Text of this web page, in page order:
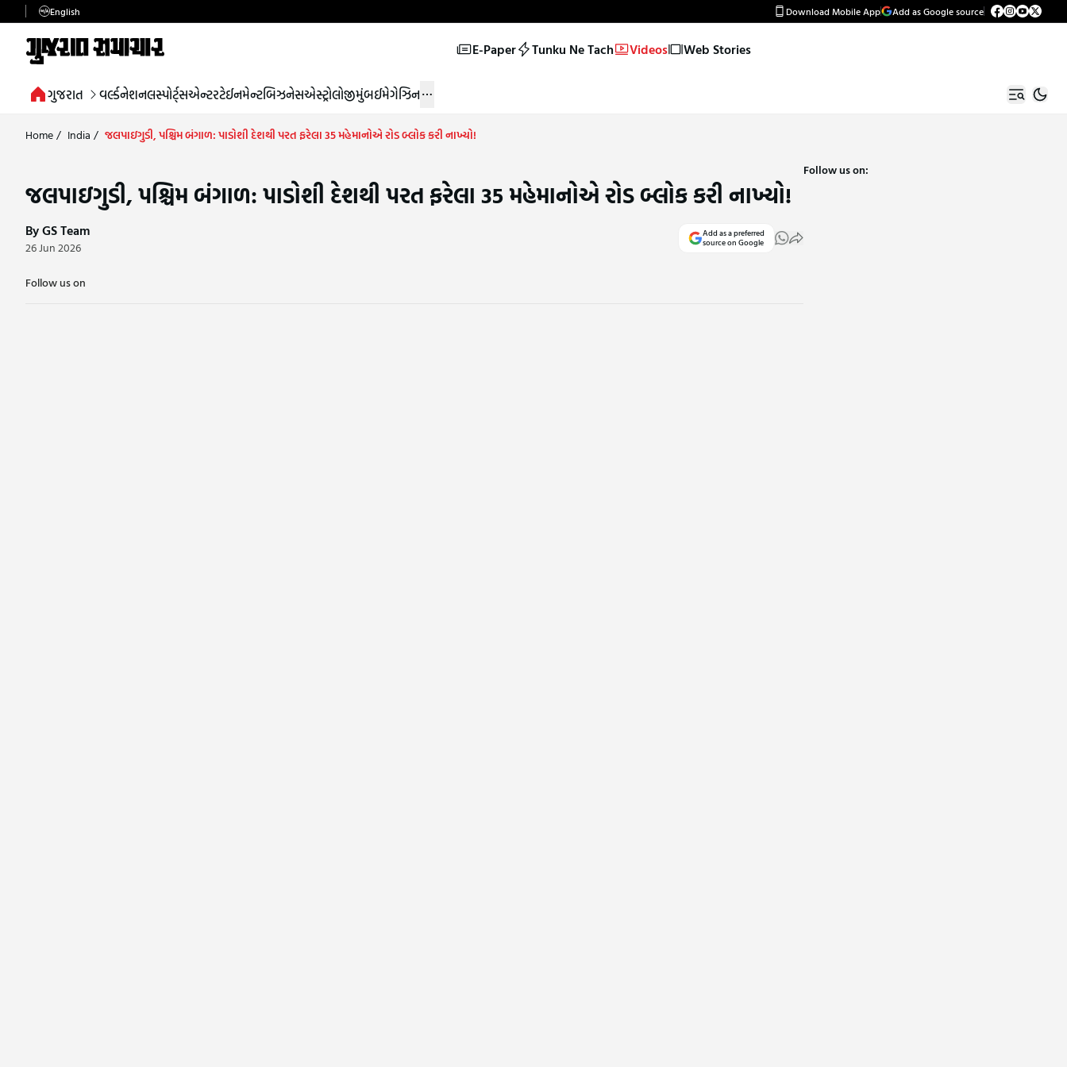
English Download Mobile App Add as Google source
E-Paper Tunku Ne Tach Videos Web Stories
ગુજરાત વર્લ્ડનેશનલસ્પોર્ટ્સએન્ટરટેઈનમેન્ટબિઝનેસએસ્ટ્રોલોજીમુંબઈમેગેઝિન
Home/ India / જલપાઇગુડી, પશ્ચિમ બંગાળ: પાડોશી દેશથી પરત ફરેલા 35 મહેમાનોએ રોડ બ્લોક કરી નાખ્યો!
જલપાઇગુડી, પશ્ચિમ બંગાળ: પાડોશી દેશથી પરત ફરેલા 35 મહેમાનોએ રોડ બ્લોક કરી નાખ્યો!
By GS Team
26 Jun 2026
Add as a preferred
source on Google
Follow us on
Follow us on: